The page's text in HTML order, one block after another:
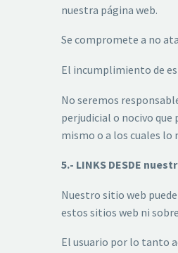
nuestra página web.
Se compromete a no
El incumplimiento de
No seremos
perjudicial o nocivo que
mismo o a los cuales lo
5.- LINKS DESDE
Nuestro sitio web
estos sitios web ni
El usuario por lo tanto